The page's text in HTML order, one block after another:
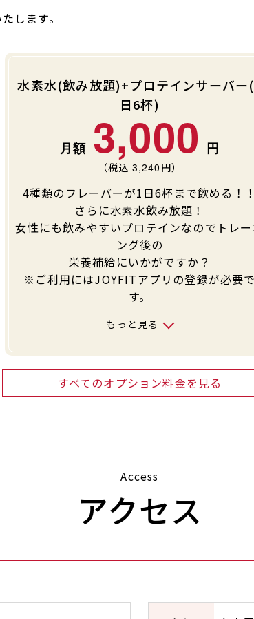
します。
水素水(飲み放題)+プロテインサーバー
日6杯)
3,000
（税込 3,240 円）
4種類のフレーバーが1日6杯まで飲める！！
さらに水素水飲み放題！
女性にも飲みやすいプロテインなのでトレー
ング後の
栄養補給にいかがですか？
※ご利用にはJOYFITアプリの登録が必要で
す。
もっと見る
すべてのオプション料金を見る
Access
アクセス